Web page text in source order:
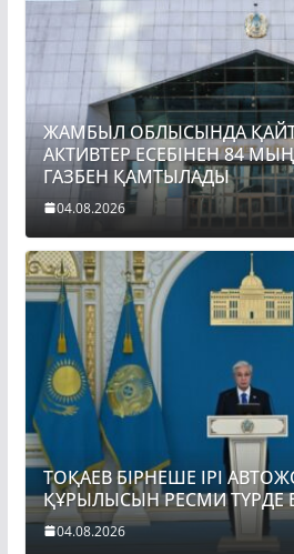
ЖАМБЫЛ ОБЛЫСЫНДА
АКТИВТЕР ЕСЕБІНЕН 84
ГАЗБЕН ҚАМТЫЛАДЫ
04.08.2026
ТОҚАЕВ БІРНЕШЕ ІРІ
ҚҰРЫЛЫСЫН РЕСМИ ТҮРДЕ
04.08.2026